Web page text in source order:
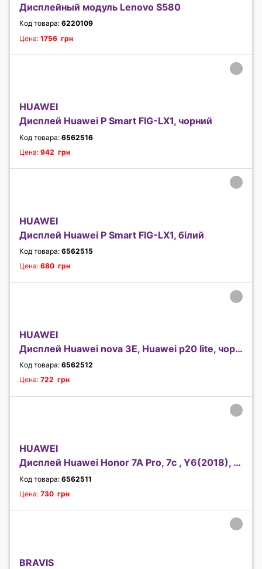
Дисплейный модуль Lenovo S580
Код товара: 6220109
Цена: 1756 грн
HUAWEI
Дисплей Huawei P Smart FIG-LX1, чорний
Код товара: 6562516
Цена: 942 грн
HUAWEI
Дисплей Huawei P Smart FIG-LX1, білий
Код товара: 6562515
Цена: 680 грн
HUAWEI
Дисплей Huawei nova 3E, Huawei p20 lite, чорний
Код товара: 6562512
Цена: 722 грн
HUAWEI
Дисплей Huawei Honor 7A Pro, 7c , Y6(2018), Y6 Pr
Код товара: 6562511
Цена: 730 грн
BRAVIS